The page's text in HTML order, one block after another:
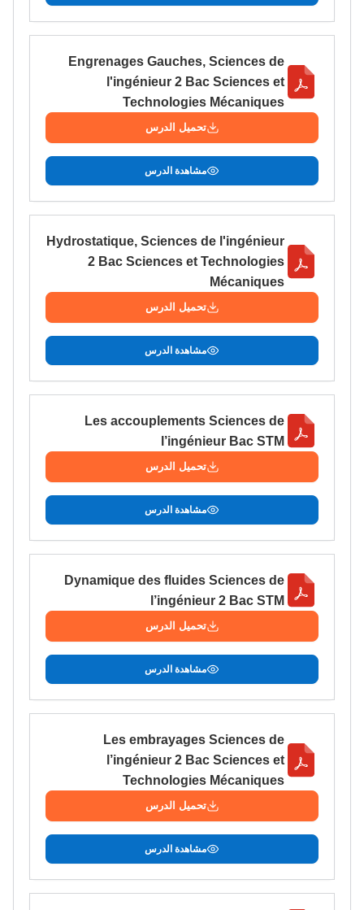
Engrenages Gauches, Sciences de
l'ingénieur 2 Bac Sciences et
Technologies Mécaniques
تحميل الدرس
مشاهدة الدرس
Hydrostatique, Sciences de l'ingénieur
2 Bac Sciences et Technologies
Mécaniques
تحميل الدرس
مشاهدة الدرس
Les accouplements Sciences de
l’ingénieur Bac STM
تحميل الدرس
مشاهدة الدرس
Dynamique des fluides Sciences de
l’ingénieur 2 Bac STM
تحميل الدرس
مشاهدة الدرس
Les embrayages Sciences de
l’ingénieur 2 Bac Sciences et
Technologies Mécaniques
تحميل الدرس
مشاهدة الدرس